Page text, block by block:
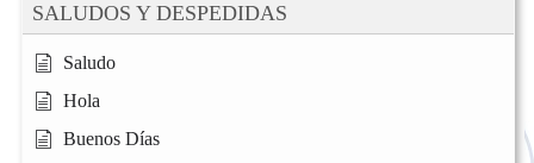
SALUDOS Y DESPEDIDAS
Saludo
Hola
Buenos Días